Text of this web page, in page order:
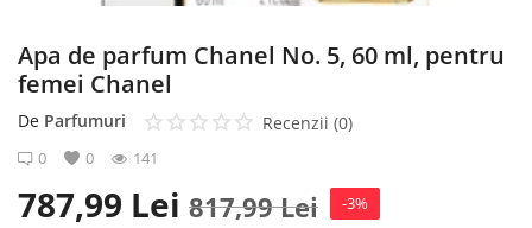
Apa de parfum Chanel No. 5, 60 ml, pentru
femei Chanel
De Parfumuri Recenzii (0)
0 0 141
787,99 Lei 817,99Lei -3%